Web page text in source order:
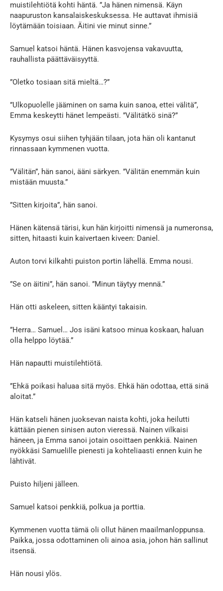
muistilehtiötä kohti häntä. ”Ja hänen nimensä. Käyn
naapuruston kansalaiskeskuksessa. He auttavat ihmisiä
löytämään toisiaan. Äitini vie minut sinne.”
Samuel katsoi häntä. Hänen kasvojensa vakavuutta,
rauhallista päättäväisyyttä.
”Oletko tosiaan sitä mieltä…?”
”Ulkopuolelle jääminen on sama kuin sanoa, ettei välitä”,
Emma keskeytti hänet lempeästi. ”Välitätkö sinä?”
Kysymys osui siihen tyhjään tilaan, jota hän oli kantanut
rinnassaan kymmenen vuotta.
”Välitän”, hän sanoi, ääni särkyen. ”Välitän enemmän kuin
mistään muusta.”
”Sitten kirjoita”, hän sanoi.
Hänen kätensä tärisi, kun hän kirjoitti nimensä ja numeronsa,
sitten, hitaasti kuin kaivertaen kiveen: Daniel.
Auton torvi kilkahti puiston portin lähellä. Emma nousi.
”Se on äitini”, hän sanoi. ”Minun täytyy mennä.”
Hän otti askeleen, sitten kääntyi takaisin.
”Herra… Samuel… Jos isäni katsoo minua koskaan, haluan
olla helppo löytää.”
Hän napautti muistilehtiötä.
”Ehkä poikasi haluaa sitä myös. Ehkä hän odottaa, että sinä
aloitat.”
Hän katseli hänen juoksevan naista kohti, joka heilutti
kättään pienen sinisen auton vieressä. Nainen vilkaisi
häneen, ja Emma sanoi jotain osoittaen penkkiä. Nainen
nyökkäsi Samuelille pienesti ja kohteliaasti ennen kuin he
lähtivät.
Puisto hiljeni jälleen.
Samuel katsoi penkkiä, polkua ja porttia.
Kymmenen vuotta tämä oli ollut hänen maailmanloppunsa.
Paikka, jossa odottaminen oli ainoa asia, johon hän sallinut
itsensä.
Hän nousi ylös.